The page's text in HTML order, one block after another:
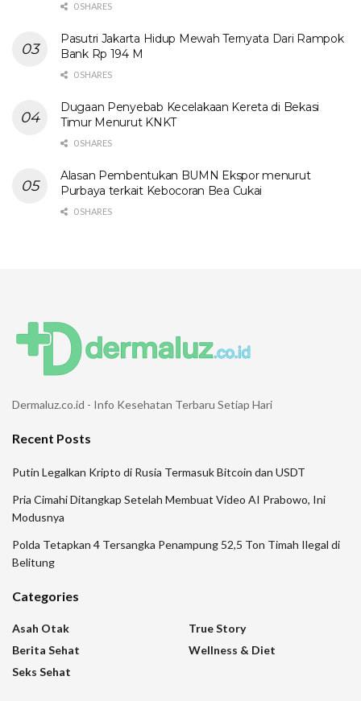
0 SHARES
Pasutri Jakarta Hidup Mewah Ternyata Dari Rampok
Bank Rp 194 M
0 SHARES
Dugaan Penyebab Kecelakaan Kereta di Bekasi
Timur Menurut KNKT
0 SHARES
Alasan Pembentukan BUMN Ekspor menurut
Purbaya terkait Kebocoran Bea Cukai
0 SHARES
Dermaluz.co.id - Info Kesehatan Terbaru Setiap Hari
Recent Posts
Putin Legalkan Kripto di Rusia Termasuk Bitcoin dan USDT
Pria Cimahi Ditangkap Setelah Membuat Video AI Prabowo, Ini
Modusnya
Polda Tetapkan 4 Tersangka Penampung 52,5 Ton Timah Ilegal di
Belitung
Categories
Asah Otak
Berita Sehat
Seks Sehat
True Story
Wellness & Diet